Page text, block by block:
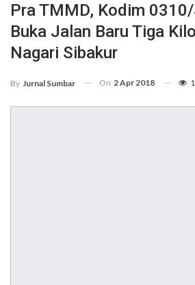
Pra TMMD, Kodim
Buka Jalan Baru Tiga
Nagari Sibakur
By Jurnal Sumbar On 2 Apr 2018